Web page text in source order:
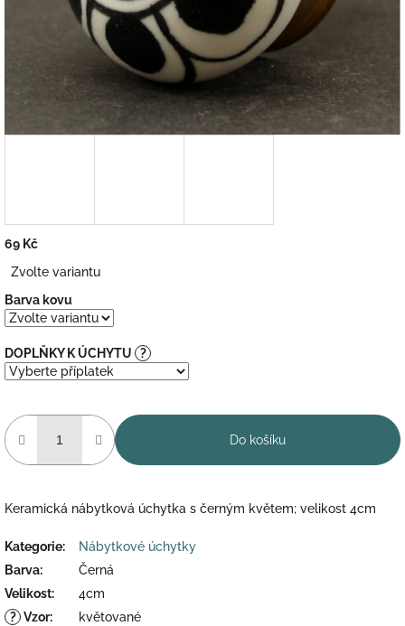
69 Kč
cena:
Zvolte variantu
Barva kovu
DOPLŇKY K ÚCHYTU ?
Do košíku
Keramická nábytková úchytka s černým květem; velikost 4cm
Kategorie:
Nábytkové úchytky
Barva:
Černá
Velikost:
4cm
? Vzor:
květované